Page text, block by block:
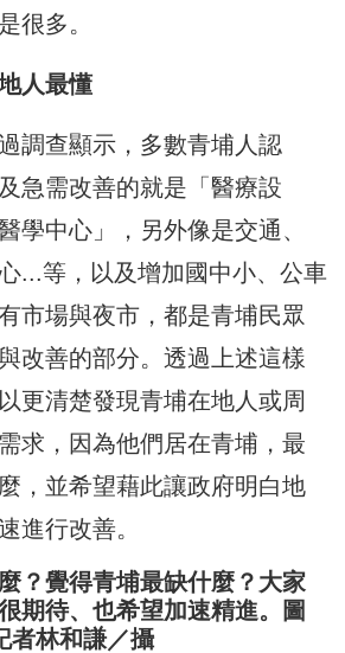
很多。
人最懂
調查顯示，多數青埔人認
急需改善的就是「醫療設
學中心」，另外像是交通、
...等，以及增加國中小、公車
市場與夜市，都是青埔民眾
改善的部分。透過上述這樣
更清楚發現青埔在地人或周
求，因為他們居在青埔，最
，並希望藉此讓政府明白地
進行改善。
？覺得青埔最缺什麼？大家
期待、也希望加速精進。圖
者林和謙／攝